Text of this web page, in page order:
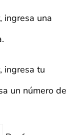
ingresa una
ingresa tu
un número de